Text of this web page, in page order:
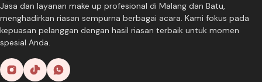
Jasa dan layanan make up profesional di Malang dan Batu,
menghadirkan riasan sempurna berbagai acara. Kami fokus pada
kepuasan pelanggan dengan hasil riasan terbaik untuk momen
spesial Anda.